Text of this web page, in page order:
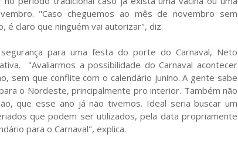
"Caso cheguemos ao mês de novembro sem
é claro que ninguém vai autorizar", diz.
para uma festa do porte do Carnaval, Neto
"Avaliarmos a possibilidade do Carnaval acontecer
sem que conflite com o calendário junino. A gente sabe
o Nordeste, principalmente pro interior. Também não
que esse ano já não tivemos. Ideal seria buscar um
que podem ser utilizados, pela data propriamente
para o Carnaval", explica.